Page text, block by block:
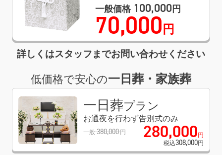
一般価格 100,000 円
70,000 円
詳しくはスタッフまでお問い合わせください
低価格で安心の一日葬・家族葬
一日葬プラン
お通夜を行わず告別式のみ
一般380,000 円 280,000 円
税込308,000円